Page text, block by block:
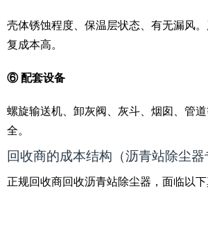
壳体锈蚀程度、保温层状态、有无漏风
复成本高。
⑥ 配套设备
螺旋输送机、卸灰阀、灰斗、烟囱、管
全。
回收商的成本结构（沥青站除尘器
正规回收商回收沥青站除尘器，面临以下